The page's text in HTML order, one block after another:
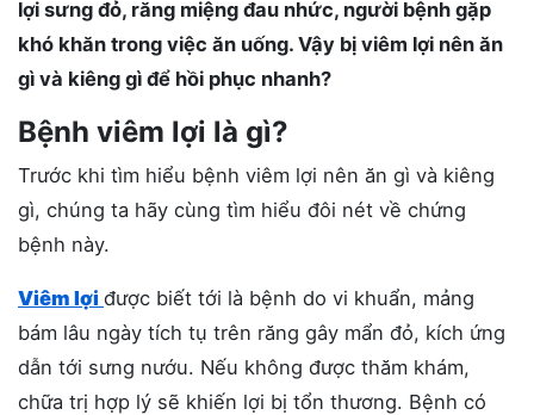
lợi sưng đỏ, răng miệng đau nhức, người bệnh gặp
khó khăn trong việc ăn uống. Vậy bị viêm lợi nên ăn
gì và kiêng gì để hồi phục nhanh?
Bệnh viêm lợi là gì?
Trước khi tìm hiểu bệnh viêm lợi nên ăn gì và kiêng
gì, chúng ta hãy cùng tìm hiểu đôi nét về chứng
bệnh này.
Viêm lợi được biết tới là bệnh do vi khuẩn, mảng
bám lâu ngày tích tụ trên răng gây mẩn đỏ, kích ứng
dẫn tới sưng nướu. Nếu không được thăm khám,
chữa trị hợp lý sẽ khiến lợi bị tổn thương. Bệnh có